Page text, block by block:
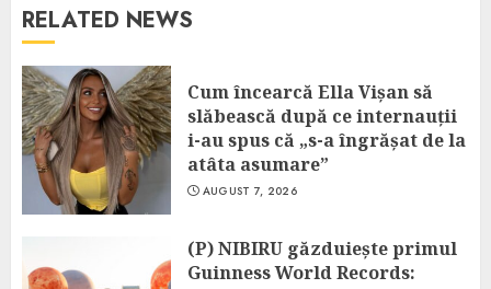
RELATED NEWS
Cum încearcă Ella Vișan să
slăbească după ce internauții
i-au spus că „s-a îngrășat de la
atâta asumare”
AUGUST 7, 2026
(P) NIBIRU găzduiește primul
Guinness World Records: